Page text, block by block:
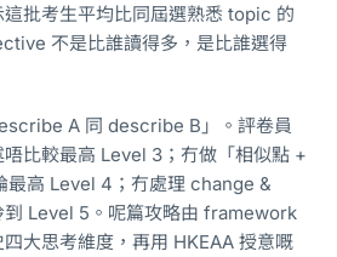
批考生平均比同屆選熟悉 topic 的
不是比誰讀得多，是比誰選得
A 同 describe B」。評卷員
比較最高 Level 3；冇做「相似點 +
最高 Level 4；冇處理 change &
Level 5。呢篇攻略由 framework
大思考維度，再用 HKEAA 授意嘅